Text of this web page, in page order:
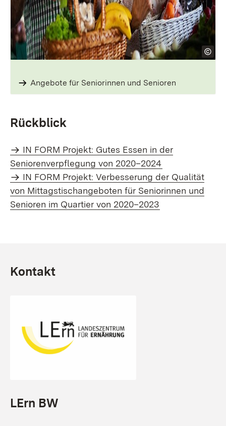
Angebote für Seniorinnen und Senioren
Rückblick
IN FORM Projekt: Gutes Essen in der
Seniorenverpflegung von 2020–2024
IN FORM Projekt: Verbesserung der Qualität
von Mittagstischangeboten für Seniorinnen und
Senioren im Quartier von 2020–2023
Kontakt
LErn BW